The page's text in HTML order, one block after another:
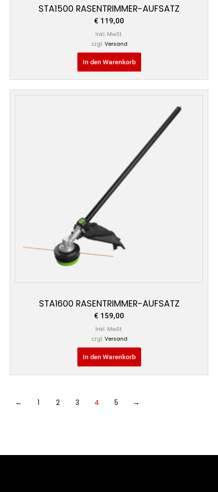
STA1500 RASENTRIMMER-AUFSATZ
€ 119,00
Inkl. MwSt.
zzgl. Versand
In den Warenkorb
STA1600 RASENTRIMMER-AUFSATZ
€ 159,00
Inkl. MwSt.
zzgl. Versand
In den Warenkorb
← 1 2 3 4 5 →